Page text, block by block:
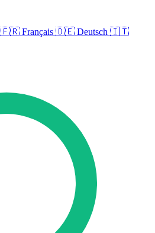
🇫🇷 Français 🇩🇪 Deutsch 🇮🇹
Link Building